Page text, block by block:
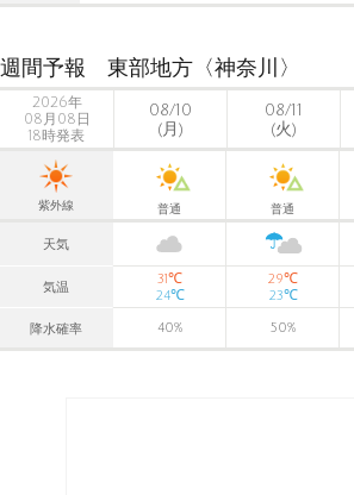
週間予報 東部地方〈神奈川〉
2026年
08月08日
18時発表
08/10
(月)
08/11
(火)
紫外線 普通 普通
天気
気温
31℃
24℃
29℃
23℃
降水確率 40% 50%